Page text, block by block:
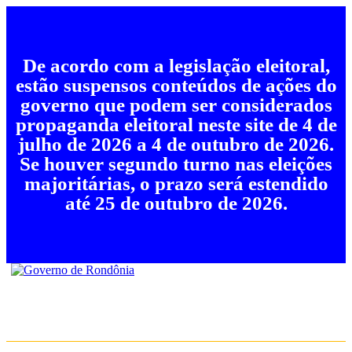
De acordo com a legislação eleitoral,
estão suspensos conteúdos de ações do
governo que podem ser considerados
propaganda eleitoral neste site de 4 de
julho de 2026 a 4 de outubro de 2026.
Se houver segundo turno nas eleições
majoritárias, o prazo será estendido
até 25 de outubro de 2026.